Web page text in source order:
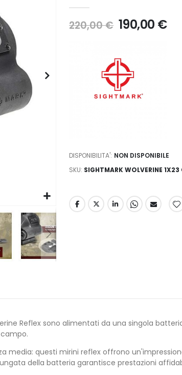
220,00 € 190,00 €
DISPONIBILITA': NON DISPONIBILE
SKU SIGHTMARK WOLVERINE
Reflex sono alimentati da una singola
media: questi mirini reflex offrono
della batteria garantisce prestazioni